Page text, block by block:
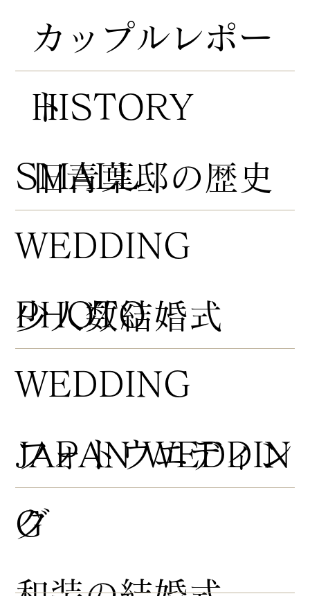
HISTORY
​旧青葉邸の歴史
​カップルレポー
ト
​少人数結婚式
​SMALL
WEDDING
​フォトウエディン
グ
PHOTO
WEDDING
JAPAN WEDDIN
G